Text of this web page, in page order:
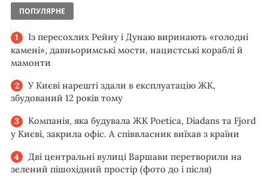
ПОПУЛЯРНЕ
Із пересохлих Рейну і Дунаю виринають «голодні
камені», давньоримські мости, нацистські кораблі й
мамонти
У Києві нарешті здали в експлуатацію ЖК,
збудований 12 років тому
Компанія, яка будувала ЖК Poetica, Diadans та Fjord
у Києві, закрила офіс. А співвласник виїхав з країни
Дві центральні вулиці Варшави перетворили на
зелений пішохідний простір (фото до і після)